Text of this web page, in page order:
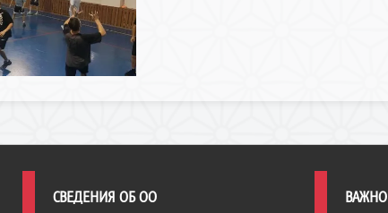
СВЕДЕНИЯ ОБ ОО